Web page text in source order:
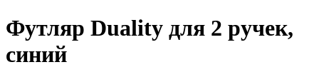
Футляр Duality для 2 ручек,
синий